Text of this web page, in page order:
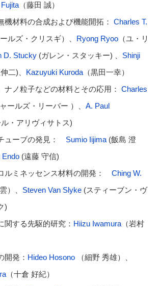
（藤田 誠）
機材料の合成および機能開拓： Charles T.
ルズ・クリスギ）、 Ryong Ryoo（ユ・リ
D. Stucky(ガレン・スタッキー) 、 Shinji
二)、 Kazuyuki Kuroda（黒田一幸）
ナノ粒子などの材料とその応用： Charles
ールズ・リーバー ）、 A. Paul
・アリヴィサトス)
ューブの発見： Sumio Iijima(飯島 澄
Endo(遠藤 守信)
ルミネッセンス材料の開発： Ching W.
、 Steven Van Slyke (スティーブン・ヴ
)
関する先駆的研究： Hiizu Iwamura（岩村
開発： Hideo Hosono
（細野 秀雄）、
（十倉 好紀）